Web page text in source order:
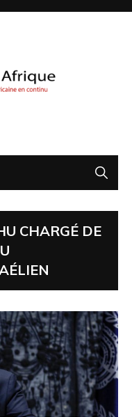
CHARGÉ DE